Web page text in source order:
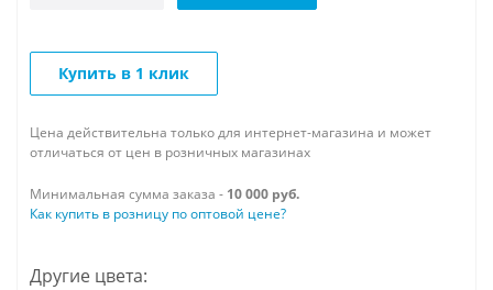
Купить в 1 клик
Цена действительна только для интернет-магазина и может
отличаться от цен в розничных магазинах
Минимальная сумма заказа - 10 000 руб.
Как купить в розницу по оптовой цене?
Другие цвета: